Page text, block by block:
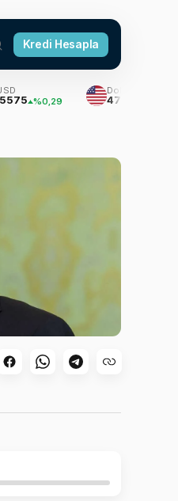
Kredi Hesapla
%0,29
Dolar
47,7111